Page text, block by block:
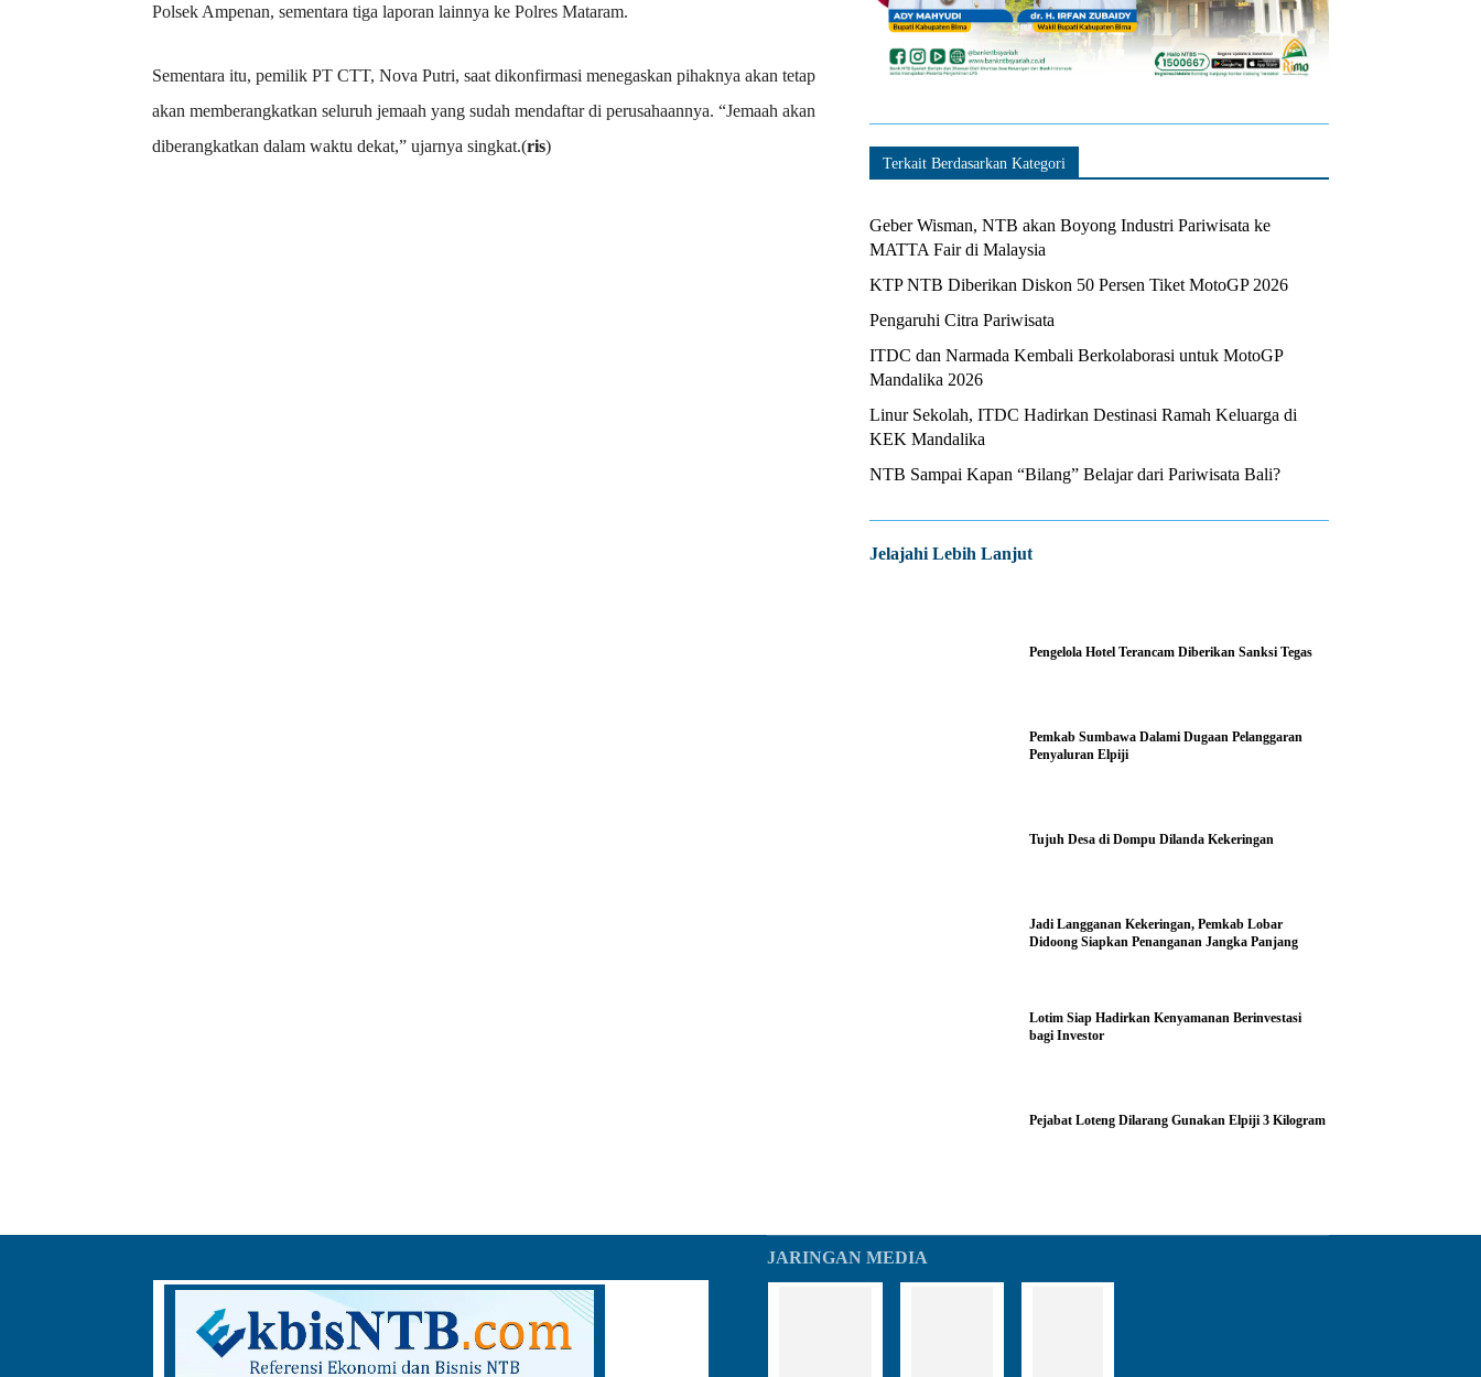
Polsek Ampenan, sementara tiga laporan lainnya ke Polres Mataram.
Sementara itu, pemilik PT CTT, Nova Putri, saat dikonfirmasi menegaskan pihaknya akan tetap
akan memberangkatkan seluruh jemaah yang sudah mendaftar di perusahaannya. “Jemaah akan
diberangkatkan dalam waktu dekat,” ujarnya singkat.(ris)
Terkait Berdasarkan Kategori
Geber Wisman, NTB akan Boyong Industri Pariwisata ke
MATTA Fair di Malaysia
KTP NTB Diberikan Diskon 50 Persen Tiket MotoGP 2026
Pengaruhi Citra Pariwisata
ITDC dan Narmada Kembali Berkolaborasi untuk MotoGP
Mandalika 2026
Linur Sekolah, ITDC Hadirkan Destinasi Ramah Keluarga di
KEK Mandalika
NTB Sampai Kapan “Bilang” Belajar dari Pariwisata Bali?
Jelajahi Lebih Lanjut
Pengelola Hotel Terancam Diberikan Sanksi Tegas
Pemkab Sumbawa Dalami Dugaan Pelanggaran
Penyaluran Elpiji
Tujuh Desa di Dompu Dilanda Kekeringan
Jadi Langganan Kekeringan, Pemkab Lobar
Didoong Siapkan Penanganan Jangka Panjang
Lotim Siap Hadirkan Kenyamanan Berinvestasi
bagi Investor
Pejabat Loteng Dilarang Gunakan Elpiji 3 Kilogram
JARINGAN MEDIA